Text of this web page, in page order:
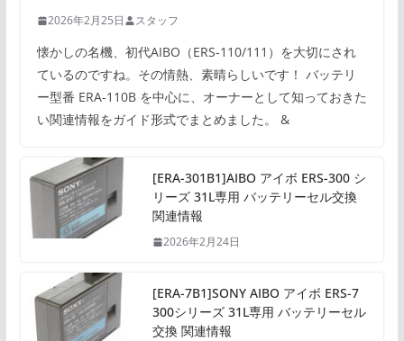
2026年2月25日 スタッフ
懐かしの名機、初代AIBO（ERS-110/111）を大切にされ
ているのですね。その情熱、素晴らしいです！ バッテリ
ー型番 ERA-110B を中心に、オーナーとして知っておきた
い関連情報をガイド形式でまとめました。 &
[ERA-301B1]AIBO アイボ ERS-300 シ
リーズ 31L専用 バッテリーセル交換
関連情報
2026年2月24日
[ERA-7B1]SONY AIBO アイボ ERS-7
300シリーズ 31L専用 バッテリーセル
交換 関連情報